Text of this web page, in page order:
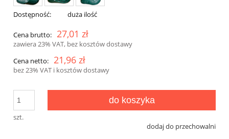
Dostępność: duża ilość
Cena brutto: 27,01 zł
zawiera 23% VAT, bez kosztów dostawy
Cena netto:
21,96 zł
bez 23% VAT i kosztów dostawy
szt.
do koszyka
dodaj do przechowalni